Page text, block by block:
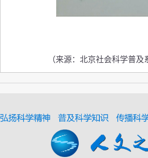
（来源：北京社会科学普及